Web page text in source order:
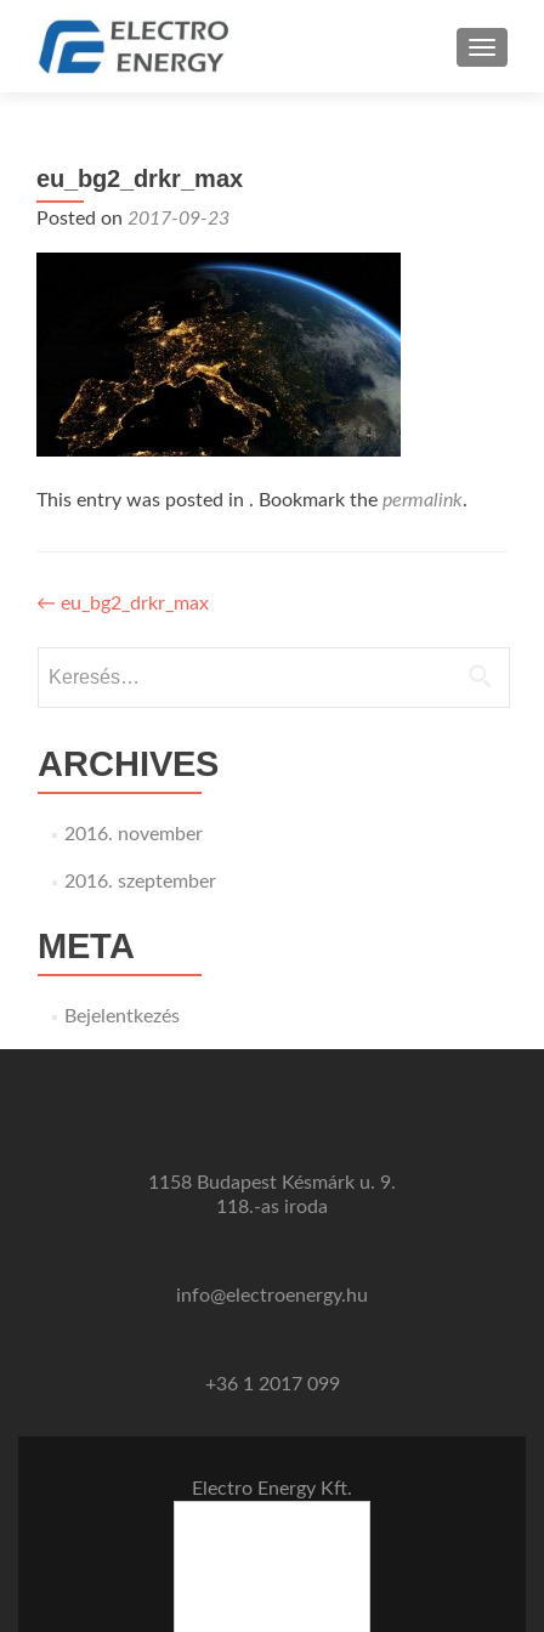
eu_bg2_drkr_max
Posted on 2017-09-23
This entry was posted in . Bookmark the permalink.
Bejegyzés
navigáció
← eu_bg2_drkr_max
ARCHIVES
2016. november
2016. szeptember
META
Bejelentkezés
1158 Budapest Késmárk u. 9.
118.-as iroda
info@electroenergy.hu
+36 1 2017 099
Electro Energy Kft.